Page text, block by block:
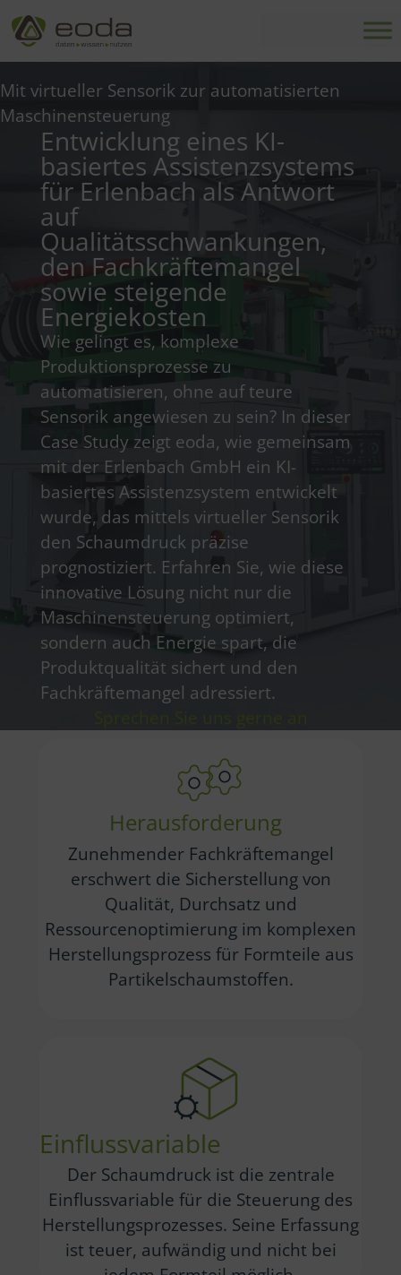
Zum
Inhalt
springen
Mit virtueller Sensorik zur automatisierten
Maschinensteuerung
Entwicklung eines KI-
basiertes Assistenzsystems
für Erlenbach als Antwort
auf
Qualitätsschwankungen,
den Fachkräftemangel
sowie steigende
Energiekosten
Wie gelingt es, komplexe
Produktionsprozesse zu
automatisieren, ohne auf teure
Sensorik angewiesen zu sein? In dieser
Case Study zeigt eoda, wie gemeinsam
mit der Erlenbach GmbH ein KI-
basiertes Assistenzsystem entwickelt
wurde, das mittels virtueller Sensorik
den Schaumdruck präzise
prognostiziert. Erfahren Sie, wie diese
innovative Lösung nicht nur die
Maschinensteuerung optimiert,
sondern auch Energie spart, die
Produktqualität sichert und den
Fachkräftemangel adressiert.
Herausforderung
Zunehmender Fachkräftemangel
erschwert die Sicherstellung von
Qualität, Durchsatz und
Ressourcenoptimierung im komplexen
Herstellungsprozess für Formteile aus
Partikelschaumstoffen.
Einflussvariable
Der Schaumdruck ist die zentrale
Einflussvariable für die Steuerung des
Herstellungsprozesses. Seine Erfassung
ist teuer, aufwändig und nicht bei